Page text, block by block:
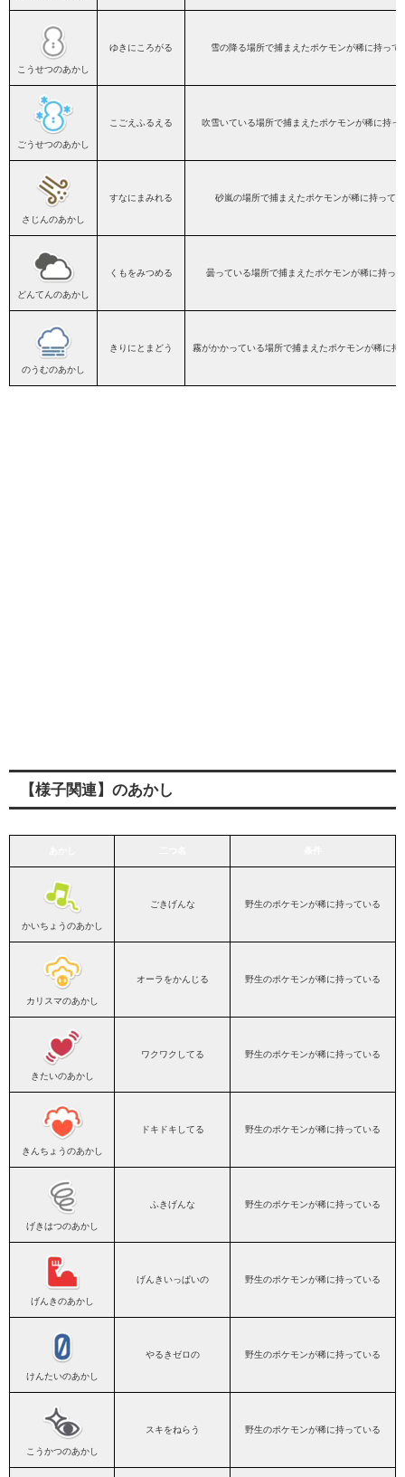
こうせつのあかし
ゆきにころがる 雪の降る場所で捕まえたポケモンが稀に持って
ごうせつのあかし
こごえふるえる 吹雪いている場所で捕まえたポケモンが稀に持っ
さじんのあかし
すなにまみれる 砂嵐の場所で捕まえたポケモンが稀に持って
どんてんのあかし
くもをみつめる 曇っている場所で捕まえたポケモンが稀に持っ
のうむのあかし
きりにとまどう 霧がかかっている場所で捕まえたポケモンが稀に持
【様子関連】のあかし
かいちょうのあかし
ごきげんな 野生のポケモンが稀に持っている
カリスマのあかし
オーラをかんじる 野生のポケモンが稀に持っている
きたいのあかし
ワクワクしてる 野生のポケモンが稀に持っている
きんちょうのあかし
ドキドキしてる 野生のポケモンが稀に持っている
げきはつのあかし
ふきげんな 野生のポケモンが稀に持っている
げんきのあかし
げんきいっぱいの 野生のポケモンが稀に持っている
けんたいのあかし
やるきゼロの 野生のポケモンが稀に持っている
こうかつのあかし
スキをねらう 野生のポケモンが稀に持っている